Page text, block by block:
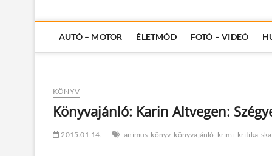
AUTÓ – MOTOR ÉLETMÓD FOTÓ – VIDEÓ
KÖNYV
Könyvajánló: Karin Altvegen:
2015.01.14. animus könyv könyvajánló krimi kritika